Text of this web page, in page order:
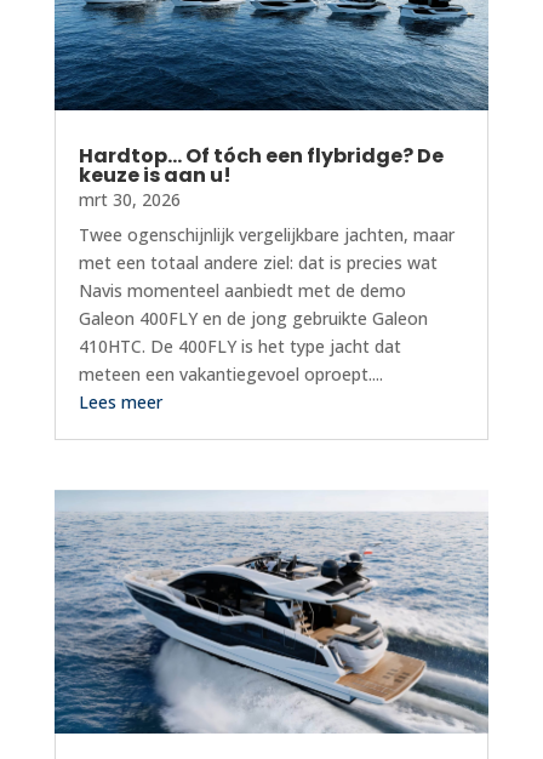
Hardtop… Of tóch een flybridge? De
keuze is aan u!
mrt 30, 2026
Twee ogenschijnlijk vergelijkbare jachten, maar
met een totaal andere ziel: dat is precies wat
Navis momenteel aanbiedt met de demo
Galeon 400FLY en de jong gebruikte Galeon
410HTC. De 400FLY is het type jacht dat
meteen een vakantiegevoel oproept....
Lees meer